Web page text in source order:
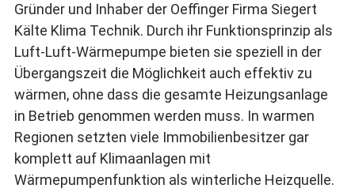
Gründer und Inhaber der Oeffinger Firma Siegert
Kälte Klima Technik. Durch ihr Funktionsprinzip als
Luft-Luft-Wärmepumpe bieten sie speziell in der
Übergangszeit die Möglichkeit auch effektiv zu
wärmen, ohne dass die gesamte Heizungsanlage
in Betrieb genommen werden muss. In warmen
Regionen setzten viele Immobilienbesitzer gar
komplett auf Klimaanlagen mit
Wärmepumpenfunktion als winterliche Heizquelle.